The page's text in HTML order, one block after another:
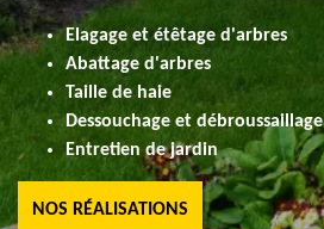
Elagage et étêtage d'arbres
Abattage d'arbres
Taille de haie
Dessouchage et débroussaillage
Entretien de jardin
NOS RÉALISATIONS